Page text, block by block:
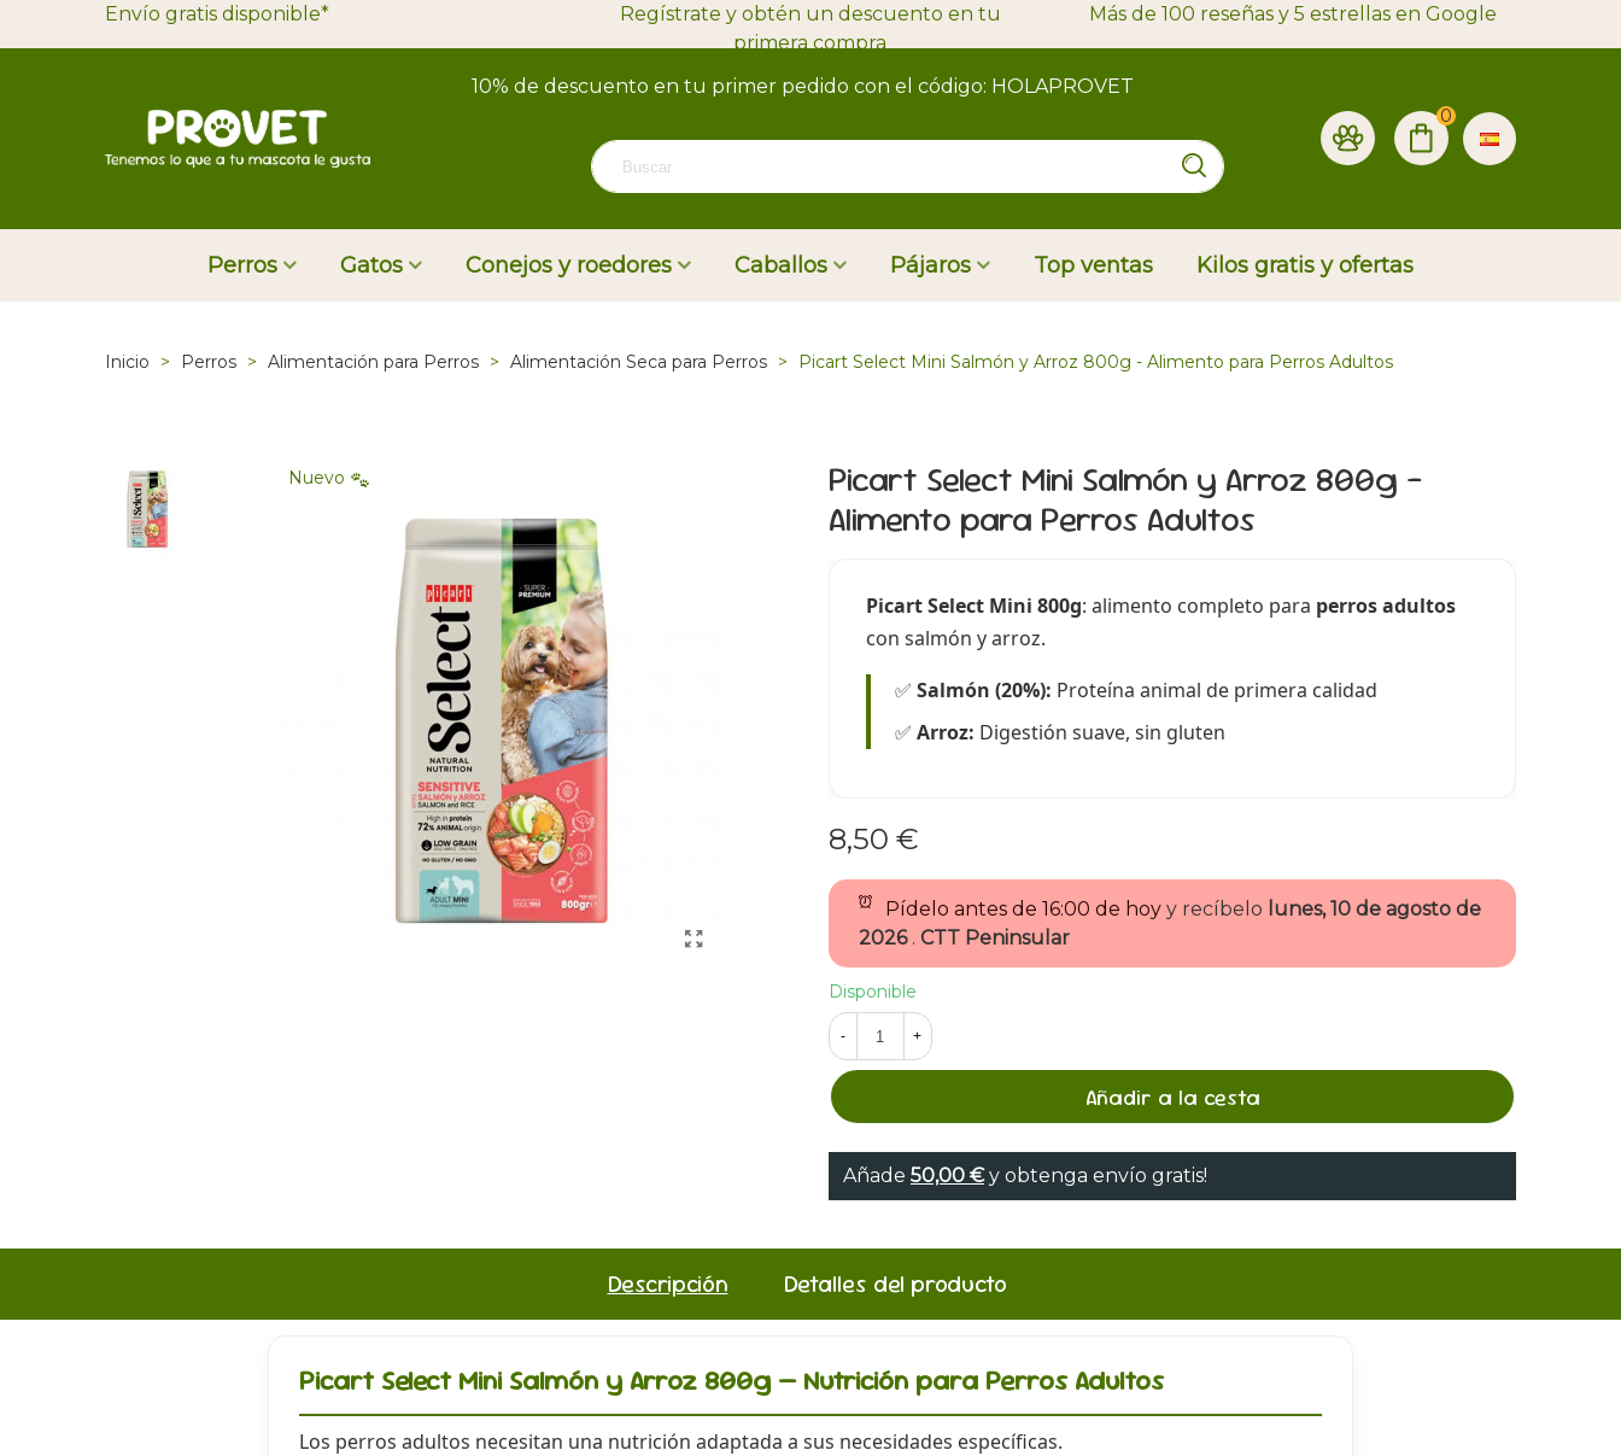
Envío gratis disponible*
Regístrate y obtén un descuento en tu
primera compra
Más de 100 reseñas y 5 estrellas en Google
10% de descuento en tu primer pedido con el código: HOLAPROVET
0
Perros Gatos Conejos y roedores Caballos Pájaros Top ventas Kilos gratis y ofertas
Inicio > Perros > Alimentación para Perros > Alimentación Seca para Perros > Picart Select Mini Salmón y Arroz 800g - Alimento para Perros Adultos
Nuevo
Picart Select Mini Salmón y Arroz 800g -
Alimento para Perros Adultos
Picart Select Mini 800g: alimento completo para perros adultos
con salmón y arroz.
✅ Salmón (20%): Proteína animal de primera calidad
✅ Arroz: Digestión suave, sin gluten
8,50 €
Pídelo antes de 16:00 de hoy y recíbelo lunes, 10 de agosto de
2026 . CTT Peninsular
Disponible
- +
Añadir a la cesta
Añade 50,00 €y obtenga envío gratis!
Descripción Detalles del producto
Picart Select Mini Salmón y Arroz 800g — Nutrición para Perros Adultos
Los perros adultos necesitan una nutrición adaptada a sus necesidades específicas.